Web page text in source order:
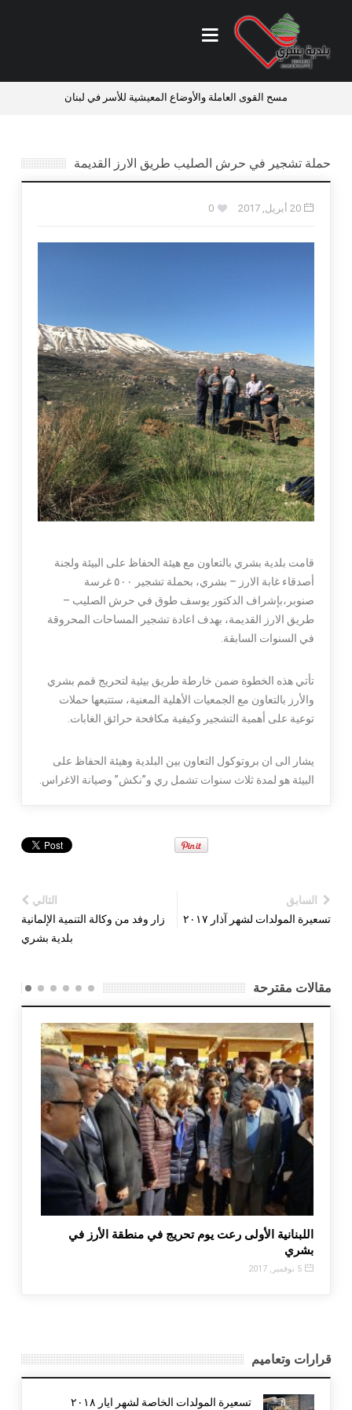
مسح القوى العاملة والأوضاع المعيشية للأسر في لبنان
حملة تشجير في حرش الصليب طريق الارز القديمة
20 أبريل, 2017 0
قامت بلدية بشري بالتعاون مع هيئة الحفاظ على البيئة ولجنة
أصدقاء غابة الارز – بشري، بحملة تشجير ٥٠٠ غرسة
صنوبر،بإشراف الدكتور يوسف طوق في حرش الصليب –
طريق الارز القديمة، بهدف اعادة تشجير المساحات المحروقة
في السنوات السابقة.
تأتي هذه الخطوة ضمن خارطة طريق بيئية لتحريج قمم بشري
والأرز بالتعاون مع الجمعيات الأهلية المعنية، ستتبعها حملات
توعية على أهمية التشجير وكيفية مكافحة حرائق الغابات.
يشار الى ان بروتوكول التعاون بين البلدية وهيئة الحفاظ على
البيئة هو لمدة ثلاث سنوات تشمل ري و”نكش” وصيانة الاغراس.
السابق
تسعيرة المولدات لشهر آذار ٢٠١٧
التالي
زار وفد من وكالة التنمية الإلمانية
بلدية بشري
مقالات مقترحة
اللبنانية الأولى رعت يوم تحريج
نظمتها القوات بالتعاون مع
قرارات وتعاميم
تسعيرة المولدات الخاصة لشهر ايار ٢٠١٨